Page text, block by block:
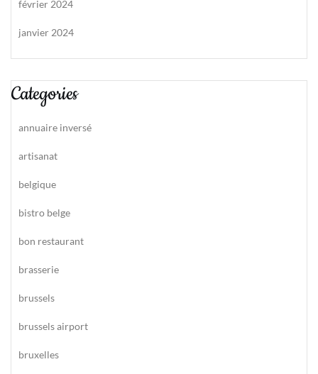
février 2024
janvier 2024
Categories
annuaire inversé
artisanat
belgique
bistro belge
bon restaurant
brasserie
brussels
brussels airport
bruxelles